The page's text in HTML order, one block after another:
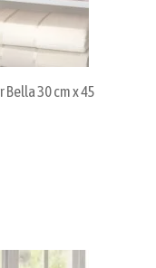
Bella 30 cm x 45